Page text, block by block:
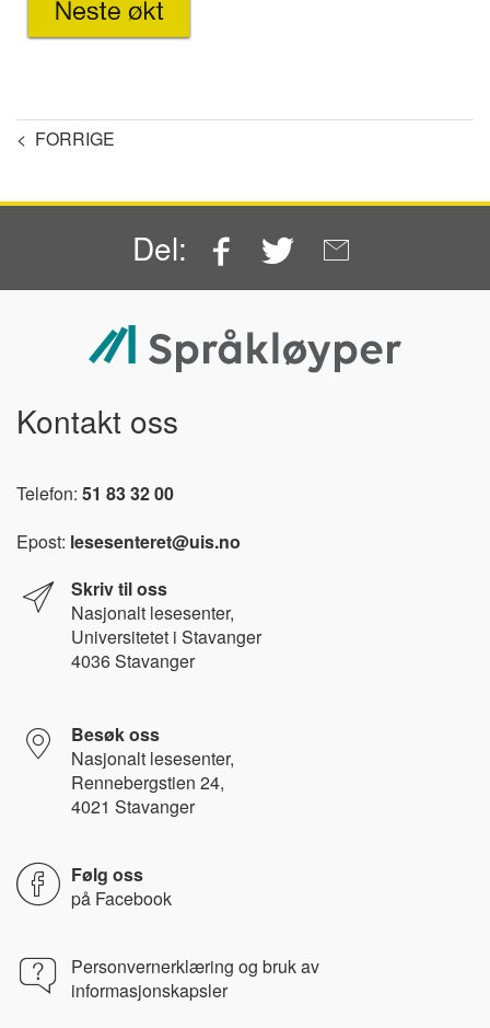
< FORRIGE
Del: Facebook
Twitter
Kontakt oss
Telefon: 51 83 32 00
Epost: lesesenteret@uis.no
Skriv til oss
Nasjonalt lesesenter,
Universitetet i Stavanger
4036 Stavanger
Besøk oss
Nasjonalt lesesenter,
Rennebergstien 24,
4021 Stavanger
Følg oss
på Facebook
Personvernerklæring og bruk av
informasjonskapsler